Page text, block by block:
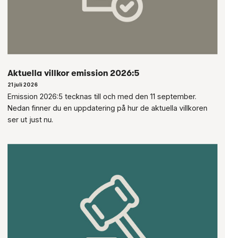
Aktuella villkor emission 2026:5
21 juli 2026
Emission 2026:5 tecknas till och med den 11 september.
Nedan finner du en uppdatering på hur de aktuella villkoren
ser ut just nu.